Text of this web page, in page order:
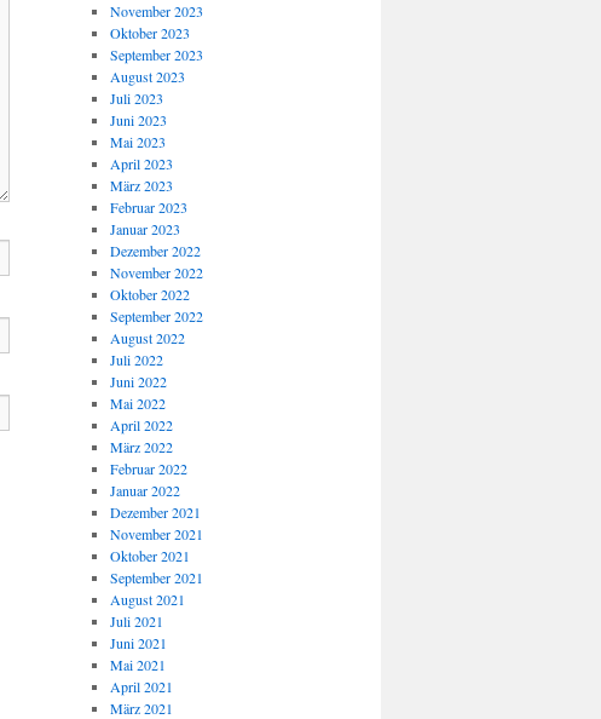
November 2023
Oktober 2023
September 2023
August 2023
Juli 2023
Juni 2023
Mai 2023
April 2023
März 2023
Februar 2023
Januar 2023
Dezember 2022
November 2022
Oktober 2022
September 2022
August 2022
Juli 2022
Juni 2022
Mai 2022
April 2022
März 2022
Februar 2022
Januar 2022
Dezember 2021
November 2021
Oktober 2021
September 2021
August 2021
Juli 2021
Juni 2021
Mai 2021
April 2021
März 2021